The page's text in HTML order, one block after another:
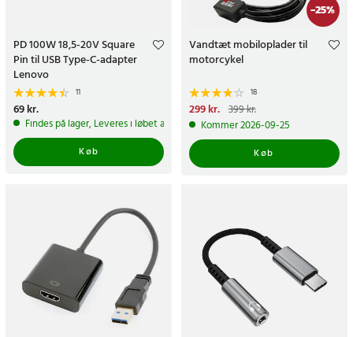
PD 100W 18,5-20V Square
Pin til USB Type-C-adapter
Lenovo
11
Pris:69 kr.
69 kr.
Findes på lager, Leveres i løbet af 1-2 hverdage
Køb
-25%
Vandtæt mobiloplader til
motorcykel
18
Nuværende pris
299 kr.Tidligere pris:399 kr.
299 kr. 399 kr.
Kommer 2026-09-25
Køb